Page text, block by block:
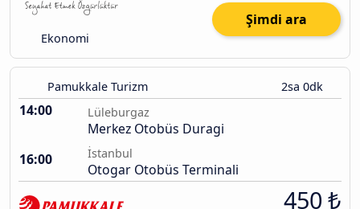
Ekonomi
Şimdi ara
Pamukkale Turizm 2sa 0dk
14:00 Lüleburgaz
Merkez Otobüs Duragi
16:00
İstanbul
Otogar Otobüs Terminali
450 ₺